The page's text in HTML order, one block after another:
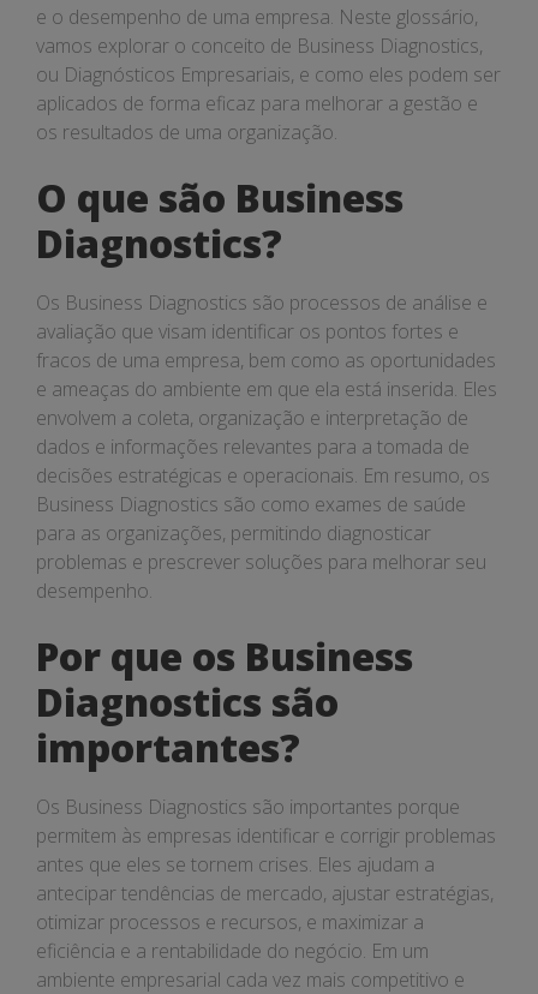
e o desempenho de uma empresa. Neste glossário,
vamos explorar o conceito de Business Diagnostics,
ou Diagnósticos Empresariais, e como eles podem ser
aplicados de forma eficaz para melhorar a gestão e
os resultados de uma organização.
O que são Business
Diagnostics?
Os Business Diagnostics são processos de análise e
avaliação que visam identificar os pontos fortes e
fracos de uma empresa, bem como as oportunidades
e ameaças do ambiente em que ela está inserida. Eles
envolvem a coleta, organização e interpretação de
dados e informações relevantes para a tomada de
decisões estratégicas e operacionais. Em resumo, os
Business Diagnostics são como exames de saúde
para as organizações, permitindo diagnosticar
problemas e prescrever soluções para melhorar seu
desempenho.
Por que os Business
Diagnostics são
importantes?
Os Business Diagnostics são importantes porque
permitem às empresas identificar e corrigir problemas
antes que eles se tornem crises. Eles ajudam a
antecipar tendências de mercado, ajustar estratégias,
otimizar processos e recursos, e maximizar a
eficiência e a rentabilidade do negócio. Em um
ambiente empresarial cada vez mais competitivo e